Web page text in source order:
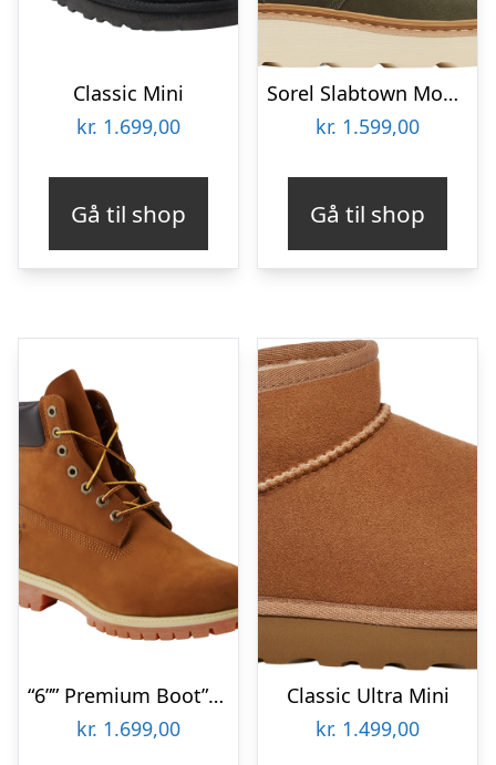
Classic Mini
kr. 1.699,00
Gå til shop
Sorel Slabtown Moc Waterproof, Herre
kr. 1.599,00
Gå til shop
“6”” Premium Boot”” Vinterstøvl”
kr. 1.699,00
Classic Ultra Mini
kr. 1.499,00